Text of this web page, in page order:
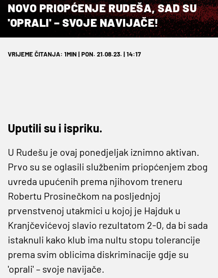
NOVO PRIOPĆENJE RUDEŠA, SAD SU
'OPRALI' – SVOJE NAVIJAČE!
VRIJEME ČITANJA: 1MIN | PON. 21.08.23. | 14:17
Uputili su i ispriku.
U Rudešu je ovaj ponedjeljak iznimno aktivan.
Prvo su se oglasili službenim priopćenjem zbog
uvreda upućenih prema njihovom treneru
Robertu Prosinečkom na posljednjoj
prvenstvenoj utakmici u kojoj je Hajduk u
Kranjčevićevoj slavio rezultatom 2-0, da bi sada
istaknuli kako klub ima nultu stopu tolerancije
prema svim oblicima diskriminacije gdje su
'oprali' – svoje navijače.